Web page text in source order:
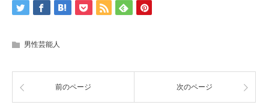
男性芸能人
前のページ 次のページ